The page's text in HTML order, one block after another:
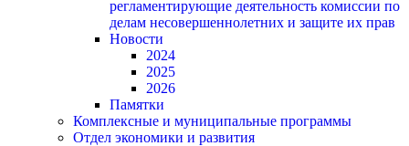
регламентирующие деятельность комиссии по
делам несовершеннолетних и защите их прав
Новости
2024
2025
2026
Памятки
Комплексные и муниципальные программы
Отдел экономики и развития